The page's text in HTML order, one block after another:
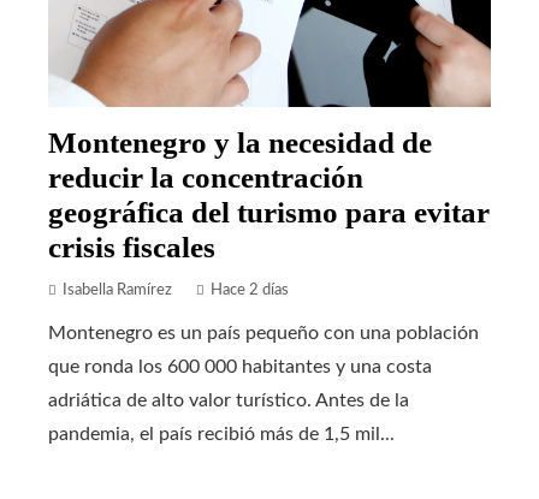
Montenegro y la necesidad de
reducir la concentración
geográfica del turismo para evitar
crisis fiscales
Isabella Ramírez Hace 2 días
Montenegro es un país pequeño con una población
que ronda los 600 000 habitantes y una costa
adriática de alto valor turístico. Antes de la
pandemia, el país recibió más de 1,5 mil...